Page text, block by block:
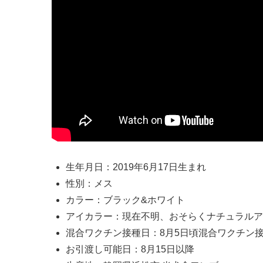
生年月日：2019年6月17日生まれ
性別：メス
カラー：ブラック&ホワイト
アイカラー：現在不明、おそらくナチュラルア
混合ワクチン接種日：8月5日頃混合ワクチン
お引渡し可能日：8月15日以降